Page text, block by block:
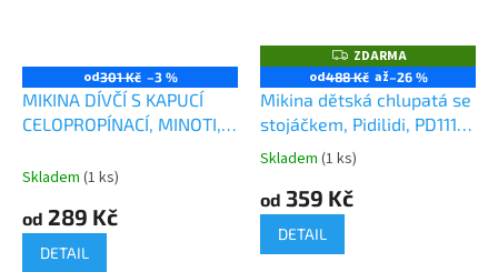
od301 Kč –3 %
MIKINA DÍVČÍ S KAPUCÍ
CELOPROPÍNACÍ, MINOTI,
Skladem (1 ks)
od 289 Kč
DETAIL
Z
D
A
R
M
A
ZDARMA
od488 Kč až–26 %
Mikina dětská chlupatá se
stojáčkem, Pidilidi, PD1114-
06, fialová
Průměrné
produktu
Skladem (1 ks)
od 359 Kč
DETAIL